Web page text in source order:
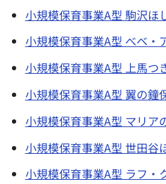
小規模保育事業A型 駒沢ほ
小規模保育事業A型 べベ・
小規模保育事業A型 上馬つ
小規模保育事業A型 翼の鐘
小規模保育事業A型 マリア
小規模保育事業A型 世田谷
小規模保育事業A型 ラフ・